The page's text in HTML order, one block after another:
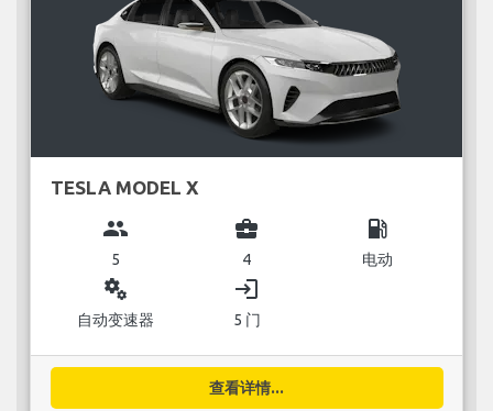
TESLA MODEL X
group
5
business_center
4
local_gas_station
电动
miscellaneous_services
自动变速器
login
5 门
查看详情...